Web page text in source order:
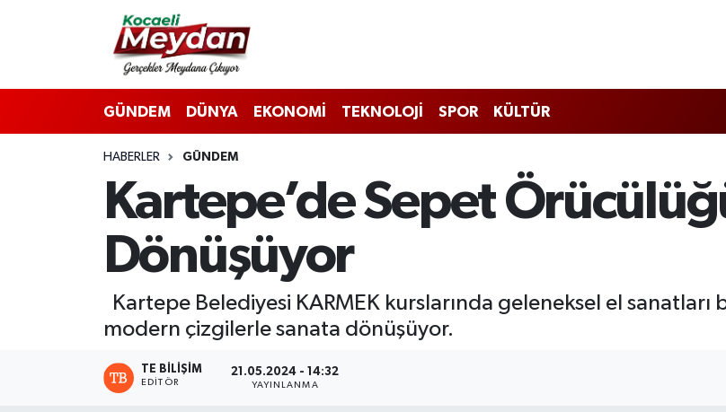
GÜNDEM DÜNYA EKONOMİ TEKNOLOJİ SPOR KÜLTÜR
HABERLER GÜNDEM
Kartepe’de Sepet
Dönüşüyor
Kartepe Belediyesi KARMEK kurslarında geleneksel el
modern çizgilerle sanata dönüşüyor.
TE BILIŞIM
EDITÖR
21.05.2024 - 14:32
YAYINLANMA
Nöbetçi Eczaneler
Hava Durumu
Trafik Durumu
Süper Lig Puan Durumu ve Fikstür
Tüm Manşetler
Son Dakika Haberleri